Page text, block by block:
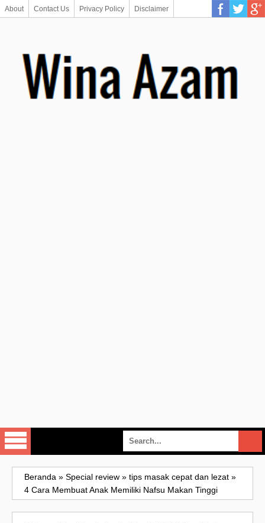
About Contact Us Privacy Policy Disclaimer
Beranda » Special review » tips masak cepat dan lezat »
4 Cara Membuat Anak Memiliki Nafsu Makan Tinggi